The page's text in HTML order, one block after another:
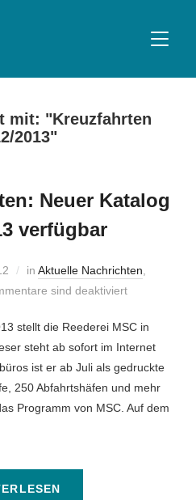
mit: "Kreuzfahrten
2013"
Neuer Katalog
verfügbar
in Aktuelle Nachrichten
sind deaktiviert
stellt die Reederei MSC in
steht ab sofort im Internet
ist er ab Juli als gedruckte
250 Abfahrtshäfen und mehr
Programm von MSC. Auf dem